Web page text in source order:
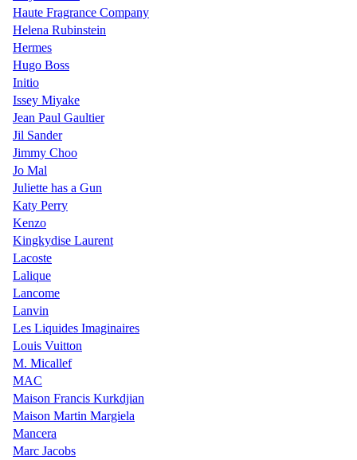
Haute Fragrance Company
Helena Rubinstein
Hermes
Hugo Boss
Initio
Issey Miyake
Jean Paul Gaultier
Jil Sander
Jimmy Choo
Jo Mal
Juliette has a Gun
Katy Perry
Kenzo
Kingkydise Laurent
Lacoste
Lalique
Lancome
Lanvin
Les Liquides Imaginaires
Louis Vuitton
M. Micallef
MAC
Maison Francis Kurkdjian
Maison Martin Margiela
Mancera
Marc Jacobs